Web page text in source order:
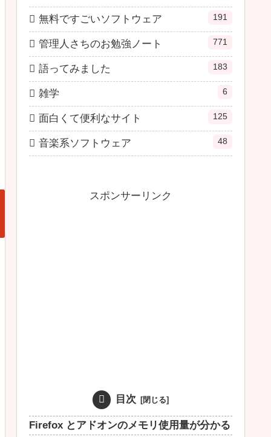
無料ですごいソフトウェア 191
管理人さちのお勉強ノート 771
語ってみました 183
雑学 6
面白くて便利なサイト 125
音楽系ソフトウェア 48
スポンサーリンク
目次
Firefox とアドオンのメモリ使用量が分かる